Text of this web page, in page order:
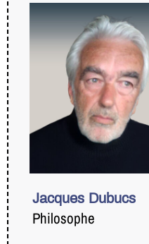
Jacques Dubucs
Philosophe